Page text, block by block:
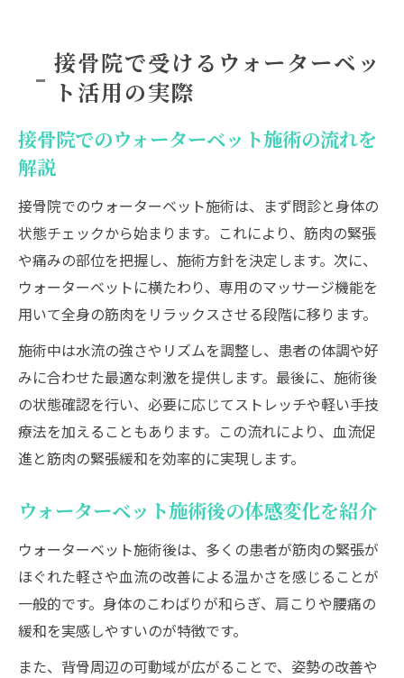
接骨院で受けるウォーターベッ
ト活用の実際
接骨院でのウォーターベット施術の流れを
解説
接骨院でのウォーターベット施術は、まず問診と身体の
状態チェックから始まります。これにより、筋肉の緊張
や痛みの部位を把握し、施術方針を決定します。次に、
ウォーターベットに横たわり、専用のマッサージ機能を
用いて全身の筋肉をリラックスさせる段階に移ります。
施術中は水流の強さやリズムを調整し、患者の体調や好
みに合わせた最適な刺激を提供します。最後に、施術後
の状態確認を行い、必要に応じてストレッチや軽い手技
療法を加えることもあります。この流れにより、血流促
進と筋肉の緊張緩和を効率的に実現します。
ウォーターベット施術後の体感変化を紹介
ウォーターベット施術後は、多くの患者が筋肉の緊張が
ほぐれた軽さや血流の改善による温かさを感じることが
一般的です。身体のこわばりが和らぎ、肩こりや腰痛の
緩和を実感しやすいのが特徴です。
また、背骨周辺の可動域が広がることで、姿勢の改善や